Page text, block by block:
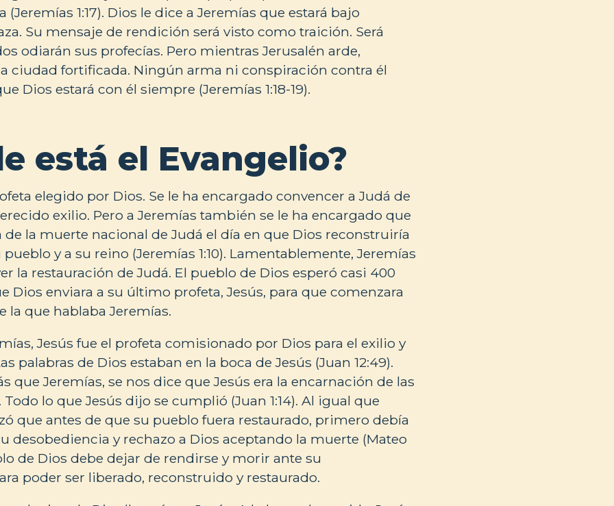
1:17). Dios le dice a Jeremías que estará bajo
Su mensaje de rendición será visto como traición. Será
odiarán sus profecías. Pero mientras Jerusalén arde,
ciudad fortificada. Ningún arma ni conspiración contra él
Dios estará con él siempre (Jeremías 1:18-19).
está el Evangelio?
elegido por Dios. Se le ha encargado convencer a Judá de
exilio. Pero a Jeremías también se le ha encargado que
de la muerte nacional de Judá el día en que Dios reconstruiría
y a su reino (Jeremías 1:10). Lamentablemente, Jeremías
la restauración de Judá. El pueblo de Dios esperó casi 400
Dios enviara a su último profeta, Jesús, para que comenzara
la que hablaba Jeremías.
Jesús fue el profeta comisionado por Dios para el exilio y
palabras de Dios estaban en la boca de Jesús (Juan 12:49).
que Jeremías, se nos dice que Jesús era la encarnación de las
lo que Jesús dijo se cumplió (Juan 1:14). Al igual que
que antes de que su pueblo fuera restaurado, primero debía
desobediencia y rechazo a Dios aceptando la muerte (Mateo
de Dios debe dejar de rendirse y morir ante su
poder ser liberado, reconstruido y restaurado.